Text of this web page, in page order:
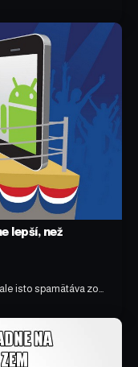
lepší, než
isto spamätáva zo…